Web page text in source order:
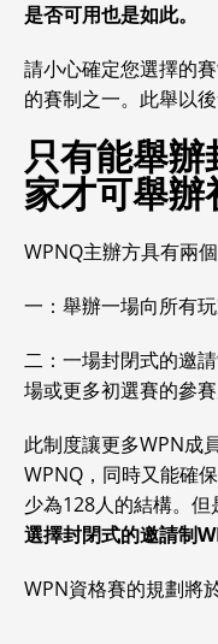
是否可用也是如此。
請小心確定您選擇的
的賽制之一。此舉以
只有能舉辦
家才可舉辦
WPNQ主辦方具有兩個
一：舉辦一場向所有
二：一場封閉式的邀
場或更多初選賽的參賽
此制度讓更多WPN成
WPNQ，同時又能確
少為128人的結構。但
選擇封閉式的邀請制
WPN資格賽的規劃將